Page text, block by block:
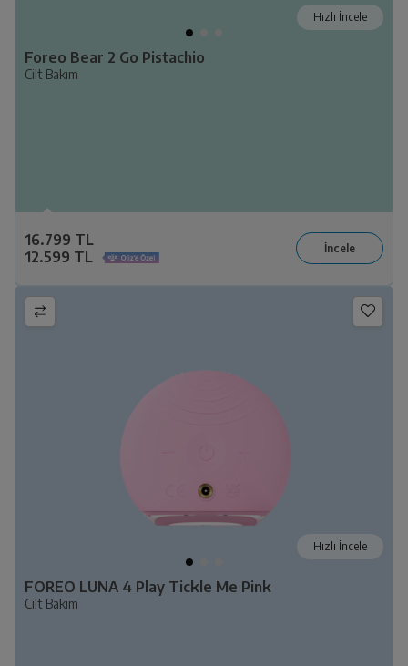
Hızlı İncele
Foreo Bear 2 Go Pistachio
Cilt Bakım
16.799 TL
12.599 TL
Hızlı İncele
FOREO LUNA 4 Play Tickle Me Pink
Cilt Bakım